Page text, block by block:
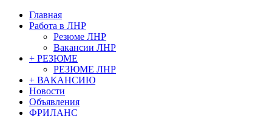
Главная
Работа в ЛНР
Резюме ЛНР
Вакансии ЛНР
+ РЕЗЮМЕ
РЕЗЮМЕ ЛНР
+ ВАКАНСИЮ
Новости
Объявления
ФРИЛАНС